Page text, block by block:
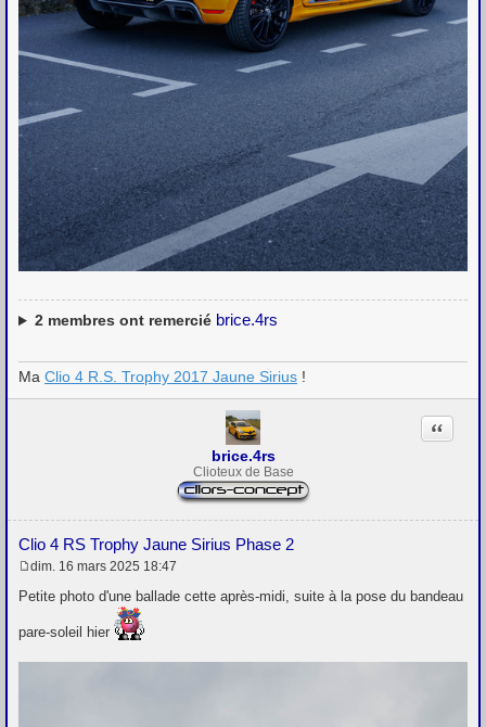
2membres ont remercié brice.4rs
Ma Clio 4 R.S. Trophy 2017 Jaune Sirius !
brice.4rs
Clioteux de Base
Clio 4 RS Trophy Jaune Sirius Phase 2
Citation
e
a
dim. 16 mars 2025 18:47
Petite photo d'une ballade cette après-midi, suite à la pose du bandeau
pare-soleil hier